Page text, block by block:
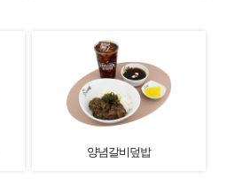
양념갈비덮밥